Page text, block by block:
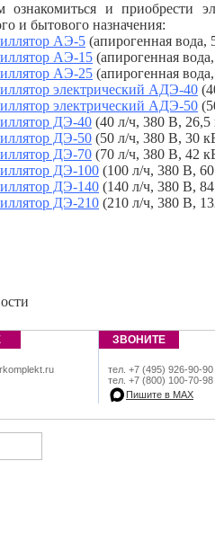
ознакомиться и приобрести
и бытового назначения:
АЭ-5 (апирогенная
АЭ-15 (апирогенная
АЭ-25 (апирогенная
электрический АДЭ-40
электрический АДЭ-50
ДЭ-40 (40 л/ч, 380 В, 26,5
ДЭ-50 (50 л/ч, 380 В, 30
ДЭ-70 (70 л/ч, 380 В, 42
ДЭ-100 (100 л/ч, 380 В,
ДЭ-140 (140 л/ч, 380 В,
ДЭ-210 (210 л/ч, 380 В,
ЗВОНИТЕ
тел. +7 (495) 926-90-90
тел. +7 (800) 100-70-98
Пишите в МАХ